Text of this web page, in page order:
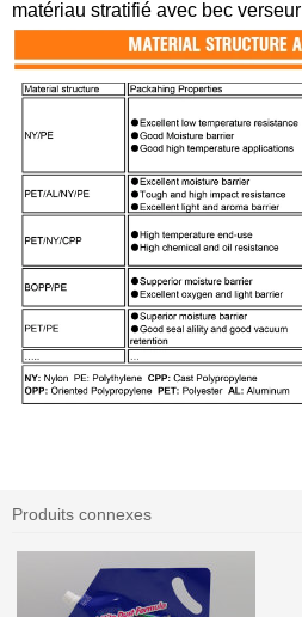
matériau stratifié avec bec verseur
Produits connexes